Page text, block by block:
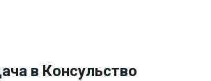
в Консульство